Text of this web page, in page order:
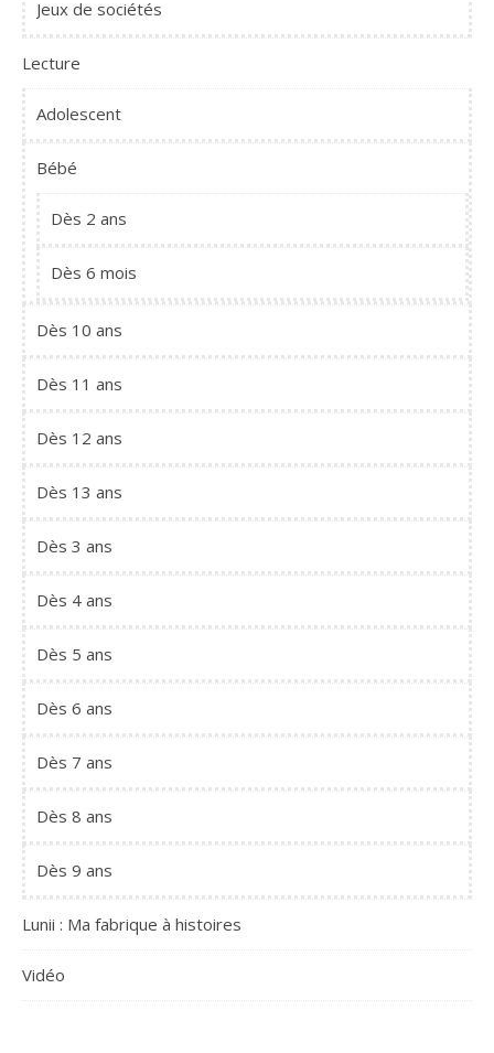
Jeux de sociétés
Lecture
Adolescent
Bébé
Dès 2 ans
Dès 6 mois
Dès 10 ans
Dès 11 ans
Dès 12 ans
Dès 13 ans
Dès 3 ans
Dès 4 ans
Dès 5 ans
Dès 6 ans
Dès 7 ans
Dès 8 ans
Dès 9 ans
Lunii : Ma fabrique à histoires
Vidéo